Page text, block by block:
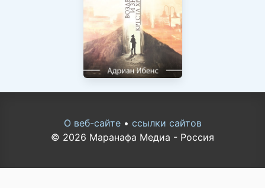
О веб-сайте• ссылки сайтов
© 2026 Маранафа Медиа - Россия